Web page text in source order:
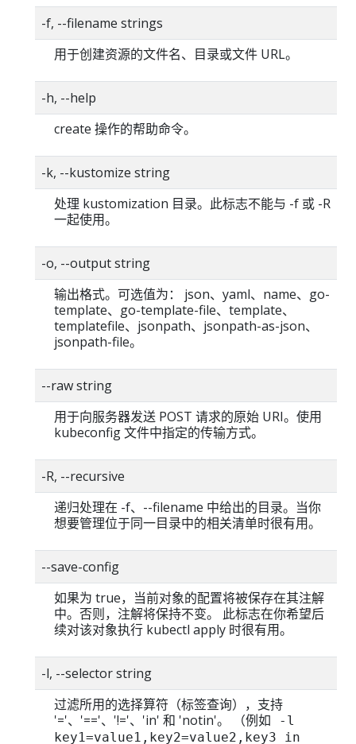
-f, --filename strings
用于创建资源的文件名、目录或文件 URL。
-h, --help
create 操作的帮助命令。
-k, --kustomize string
处理 kustomization 目录。此标志不能与 -f 或 -R
一起使用。
-o, --output string
输出格式。可选值为： json、yaml、name、go-
template、go-template-file、template、
templatefile、jsonpath、jsonpath-as-json、
jsonpath-file。
--raw string
用于向服务器发送 POST 请求的原始 URI。使用
kubeconfig 文件中指定的传输方式。
-R, --recursive
递归处理在 -f、--filename 中给出的目录。当你
想要管理位于同一目录中的相关清单时很有用。
--save-config
如果为 true，当前对象的配置将被保存在其注解
中。否则，注解将保持不变。 此标志在你希望后
续对该对象执行 kubectl apply 时很有用。
-l, --selector string
过滤所用的选择算符（标签查询），支持
'='、'=='、'!='、'in' 和 'notin'。 （例如
-l
key1=value1,key2=value2,key3 in